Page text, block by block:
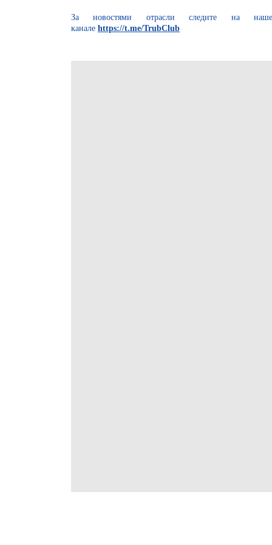
За новостями отрасли следите на
канале https://t.me/TrubClub